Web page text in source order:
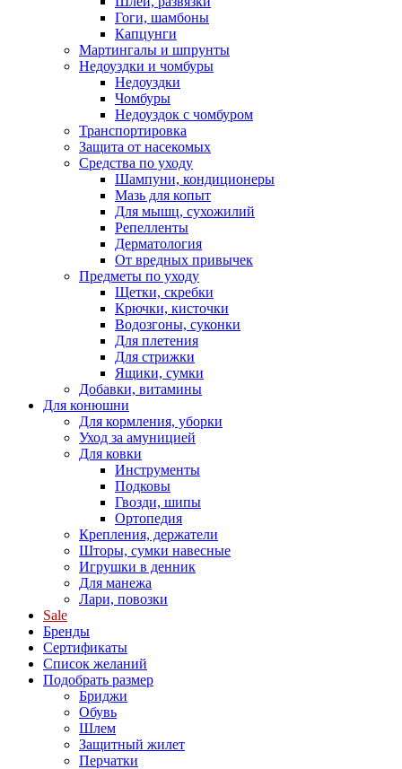
Гоги, шамбоны
Капцунги
Мартингалы и шпрунты
Недоуздки и чомбуры
Недоуздки
Чомбуры
Недоуздок с чомбуром
Транспортировка
Защита от насекомых
Средства по уходу
Шампуни, кондиционеры
Мазь для копыт
Для мышц, сухожилий
Репелленты
Дерматология
От вредных привычек
Предметы по уходу
Щетки, скребки
Крючки, кисточки
Водозгоны, суконки
Для плетения
Для стрижки
Ящики, сумки
Добавки, витамины
Для конюшни
Для кормления, уборки
Уход за амуницией
Для ковки
Инструменты
Подковы
Гвозди, шипы
Ортопедия
Крепления, держатели
Шторы, сумки навесные
Игрушки в денник
Для манежа
Лари, повозки
Sale
Бренды
Сертификаты
Список желаний
Подобрать размер
Бриджи
Обувь
Шлем
Защитный жилет
Перчатки